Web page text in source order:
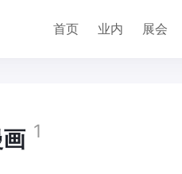
首页 业内 展会
1